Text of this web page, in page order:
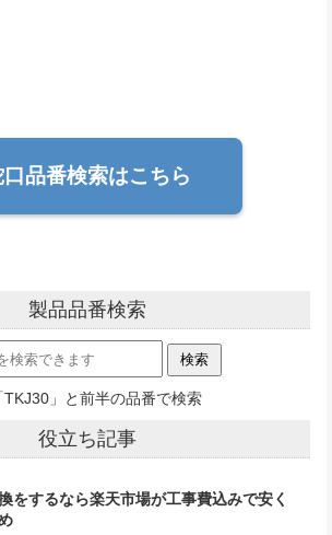
口品番検索はこちら
製品品番検索
」と前半の品番で検索
役立ち記事
をするなら楽天市場が工事費込みで安く